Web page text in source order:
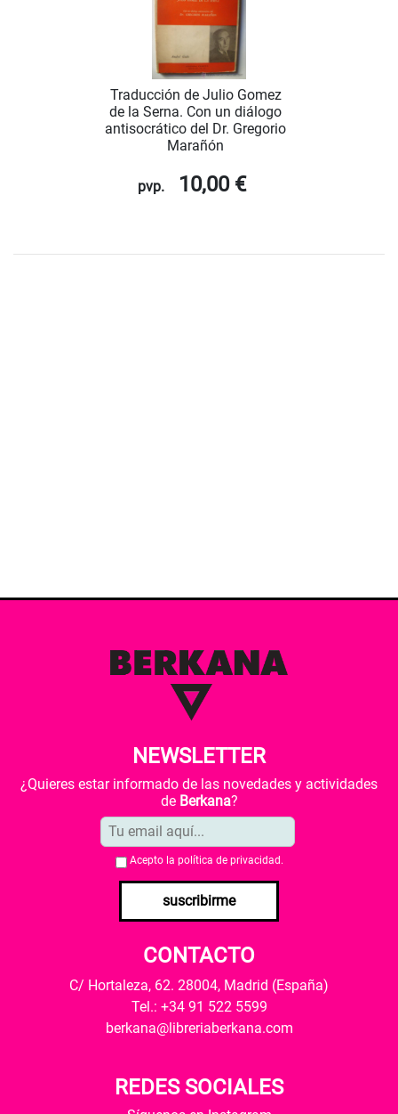
Traducción de Julio Gomez
de la Serna. Con un diálogo
antisocrático del Dr. Gregorio
Marañón
pvp. 10,00 €
NEWSLETTER
¿Quieres estar informado de las novedades y actividades
de Berkana?
Acepto la política de privacidad .
suscribirme
CONTACTO
C/ Hortaleza, 62. 28004, Madrid (España)
Tel.: +34 91 522 5599
berkana@libreriaberkana.com
REDES SOCIALES